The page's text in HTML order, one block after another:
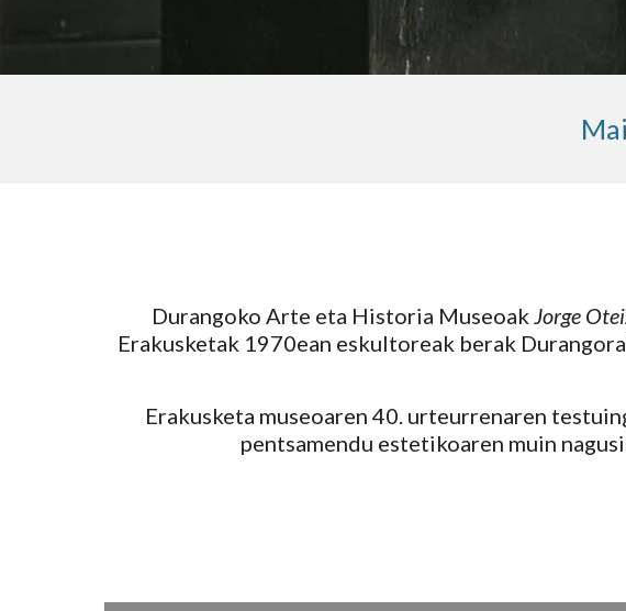
Durangoko Arte eta Historia Museoak Jorge
Erakusketak 1970ean eskultoreak berak
Erakusketa museoaren 40. urteurrenaren
pentsamendu estetikoaren muin